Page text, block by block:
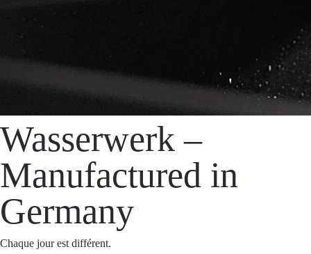
Wasserwerk –
Manufactured in
Germany
Chaque jour est différent.